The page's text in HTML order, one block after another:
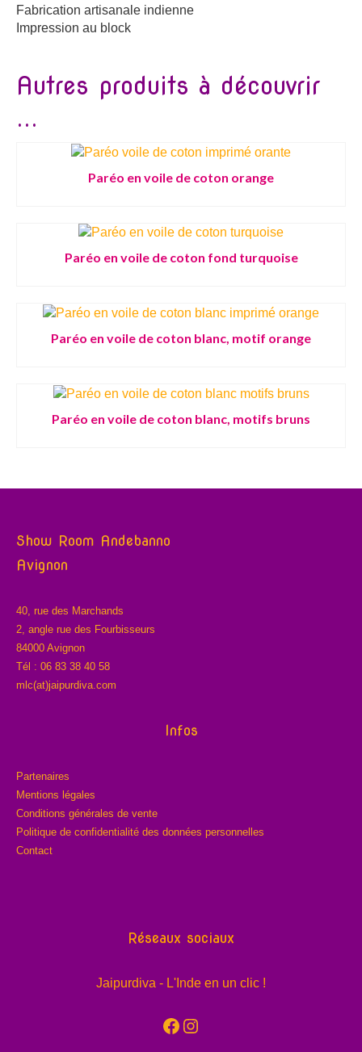
Fabrication artisanale indienne
Impression au block
Autres produits à découvrir
...
Paréo en voile de coton orange
Paréo en voile de coton fond turquoise
Paréo en voile de coton blanc, motif orange
Paréo en voile de coton blanc, motifs bruns
Show Room Andebanno
Avignon
40, rue des Marchands
2, angle rue des Fourbisseurs
84000 Avignon
Tél : 06 83 38 40 58
mlc(at)jaipurdiva.com
Infos
Partenaires
Mentions légales
Conditions générales de vente
Politique de confidentialité des données personnelles
Contact
Réseaux sociaux
Jaipurdiva - L'Inde en un clic !
Facebook
Instagram